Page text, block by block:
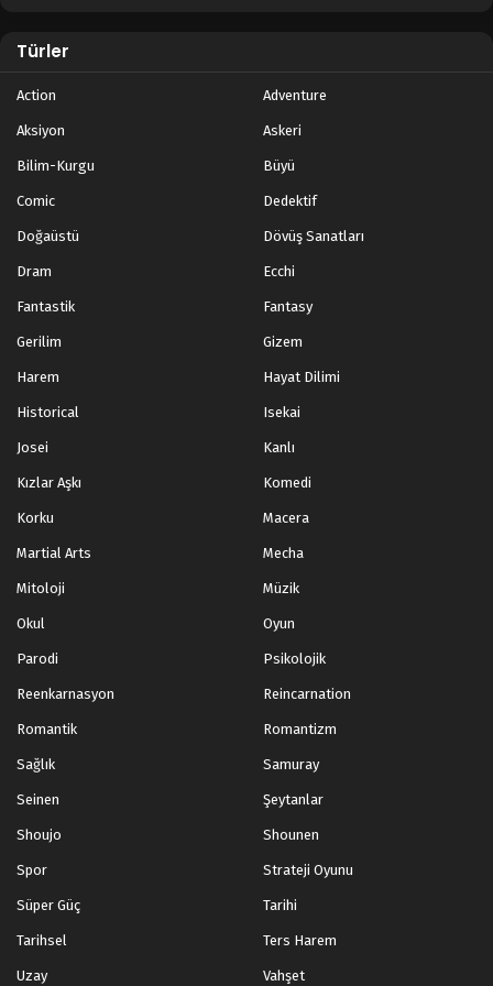
Türler
Action Adventure
Aksiyon Askeri
Bilim-Kurgu Büyü
Comic Dedektif
Doğaüstü Dövüş Sanatları
Dram Ecchi
Fantastik Fantasy
Gerilim Gizem
Harem Hayat Dilimi
Historical Isekai
Josei Kanlı
Kızlar Aşkı Komedi
Korku Macera
Martial Arts Mecha
Mitoloji Müzik
Okul Oyun
Parodi Psikolojik
Reenkarnasyon Reincarnation
Romantik Romantizm
Sağlık Samuray
Seinen Şeytanlar
Shoujo Shounen
Spor Strateji Oyunu
Süper Güç Tarihi
Tarihsel Ters Harem
Uzay Vahşet